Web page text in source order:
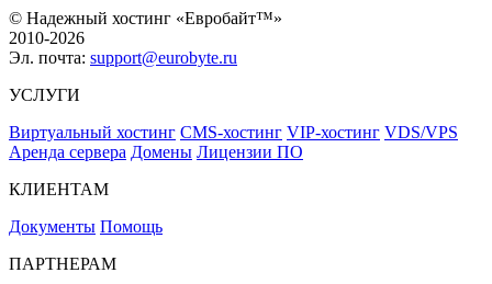
© Надежный хостинг «Евробайт™»
2010-2026
Эл. почта: support@eurobyte.ru
УСЛУГИ
Виртуальный хостинг CMS-хостинг VIP-хостинг VDS/VPS
Аренда сервера Домены Лицензии ПО
КЛИЕНТАМ
Документы Помощь
ПАРТНЕРАМ